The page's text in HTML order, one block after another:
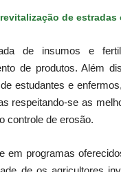
de estradas
de insumos e
de produtos. Além
estudantes e
respeitando-se as
controle de erosão.
em programas